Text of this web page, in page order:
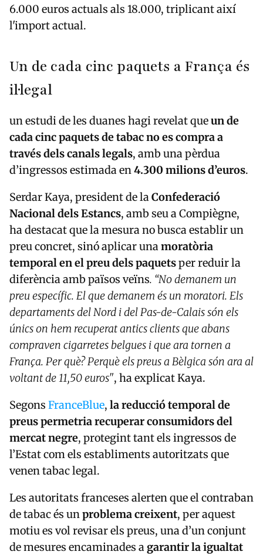
6.000 euros actuals als 18.000, triplicant així
l'import actual.
Un de cada cinc paquets a França és
il·legal
un estudi de les duanes hagi revelat queun de
cada cinc paquets de tabac no es compra a
través dels canals legals, amb una pèrdua
d’ingressos estimada en4.300 milions d’euros.
Serdar Kaya, president de laConfederació
Nacional dels Estancs, amb seu a Compiègne,
ha destacat que la mesura no busca establir un
preu concret, sinó aplicar unamoratòria
temporal en el preu dels paquetsper reduir la
diferència amb països veïns. “No demanem un
preu específic. El que demanem és un moratori. Els
departaments del Nord i del Pas-de-Calais són els
únics on hem recuperat antics clients que abans
compraven cigarretes belgues i que ara tornen a
França. Per què? Perquè els preus a Bèlgica són ara al
voltant de 11,50 euros", ha explicat Kaya.
Segons FranceBlue, la reducció temporal de
preus permetria recuperar consumidors del
mercat negre, protegint tant els ingressos de
l’Estat com els establiments autoritzats que
venen tabac legal.
Les autoritats franceses alerten que el contraban
de tabac és unproblema creixent, per aquest
motiu es vol revisar els preus, una d’un conjunt
de mesures encaminades agarantir la igualtat